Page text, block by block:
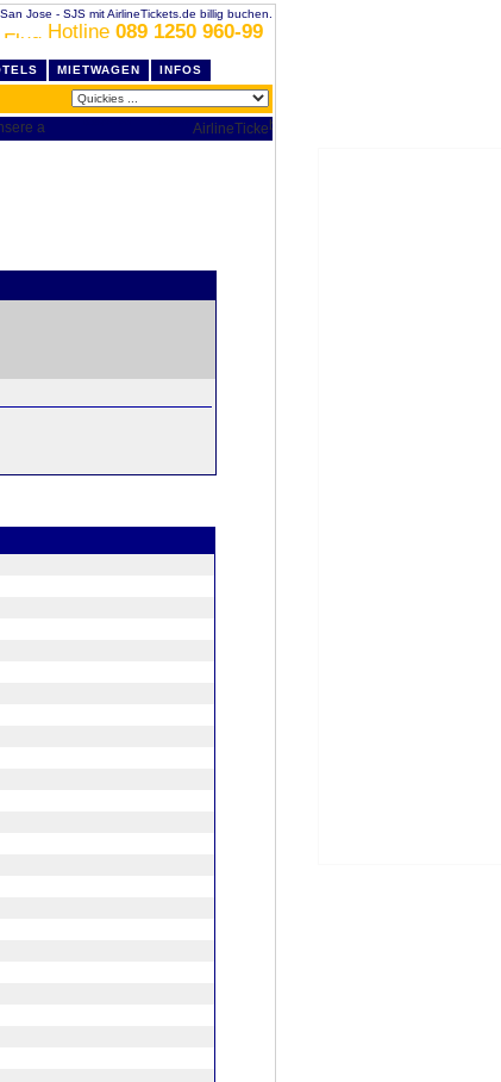
Jose - SJS mit AirlineTickets.de billig buchen.
Hotline 089 1250 960-99
MIETWAGEN INFOS